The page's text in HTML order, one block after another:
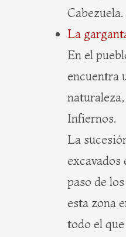
Cabezuela.
La
En el
encuentra
Infiernos.
La
excavados
paso de
esta zona
todo el